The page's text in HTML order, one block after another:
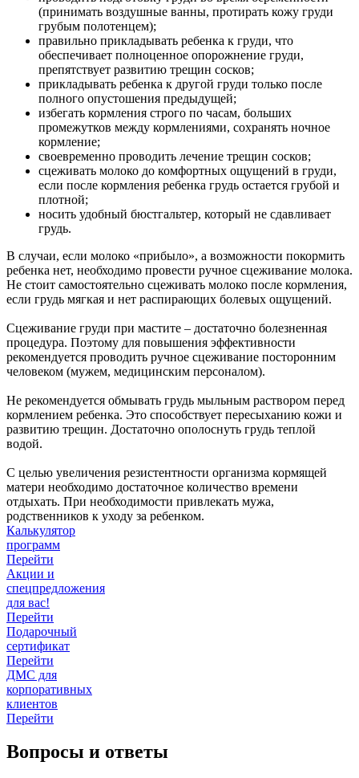
(принимать воздушные ванны, протирать кожу груди
грубым полотенцем);
правильно прикладывать ребенка к груди, что
обеспечивает полноценное опорожнение груди,
препятствует развитию трещин сосков;
прикладывать ребенка к другой груди только после
полного опустошения предыдущей;
избегать кормления строго по часам, больших
промежутков между кормлениями, сохранять ночное
кормление;
своевременно проводить лечение трещин сосков;
сцеживать молоко до комфортных ощущений в груди,
если после кормления ребенка грудь остается грубой и
плотной;
носить удобный бюстгальтер, который не сдавливает
грудь.
В случаи, если молоко «прибыло», а возможности покормить
ребенка нет, необходимо провести ручное сцеживание молока.
Не стоит самостоятельно сцеживать молоко после кормления,
если грудь мягкая и нет распирающих болевых ощущений.
Сцеживание груди при мастите – достаточно болезненная
процедура. Поэтому для повышения эффективности
рекомендуется проводить ручное сцеживание посторонним
человеком (мужем, медицинским персоналом).
Не рекомендуется обмывать грудь мыльным раствором перед
кормлением ребенка. Это способствует пересыханию кожи и
развитию трещин. Достаточно ополоснуть грудь теплой
водой.
С целью увеличения резистентности организма кормящей
матери необходимо достаточное количество времени
отдыхать. При необходимости привлекать мужа,
родственников к уходу за ребенком.
Калькулятор
программ
Перейти
Акции и
спецпредложения
для вас!
Перейти
Подарочный
сертификат
Перейти
ДМС для
корпоративных
клиентов
Перейти
Вопросы и ответы